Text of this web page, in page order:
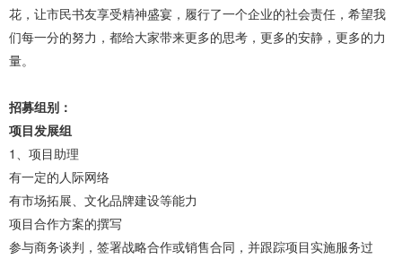
花，让市民书友享受精神盛宴，履行了一个企业的社会责任，希望我
们每一分的努力，都给大家带来更多的思考，更多的安静，更多的力
量。
招募组别：
项目发展组
1、项目助理
有一定的人际网络
有市场拓展、文化品牌建设等能力
项目合作方案的撰写
参与商务谈判，签署战略合作或销售合同，并跟踪项目实施服务过